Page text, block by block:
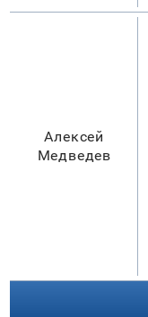
Алексей
Медведев